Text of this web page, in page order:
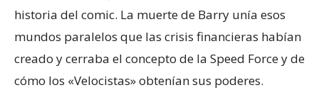
historia del comic. La muerte de Barry unía esos
mundos paralelos que las crisis financieras habían
creado y cerraba el concepto de la Speed Force y de
cómo los «Velocistas» obtenían sus poderes.